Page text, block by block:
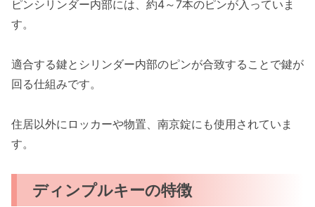
ピンシリンダー内部には、約4～7本のピンが入っていま
す。
適合する鍵とシリンダー内部のピンが合致することで鍵が
回る仕組みです。
住居以外にロッカーや物置、南京錠にも使用されていま
す。
ディンプルキーの特徴